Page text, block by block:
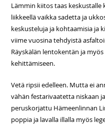
Lämmin kiitos taas
liikkeellä vaikka sadetta ja
keskusteluja ja kohtaamisia ja
viime vuosina tehdyistä
Räyskälän lentokentän ja
kehittämiseen.
Vetä ripsii edelleen. Mutta ei
vähän festarivaatetta niskaan
peruskorjattu Hämeenlinnan
poppia ja lavalla illalla myös